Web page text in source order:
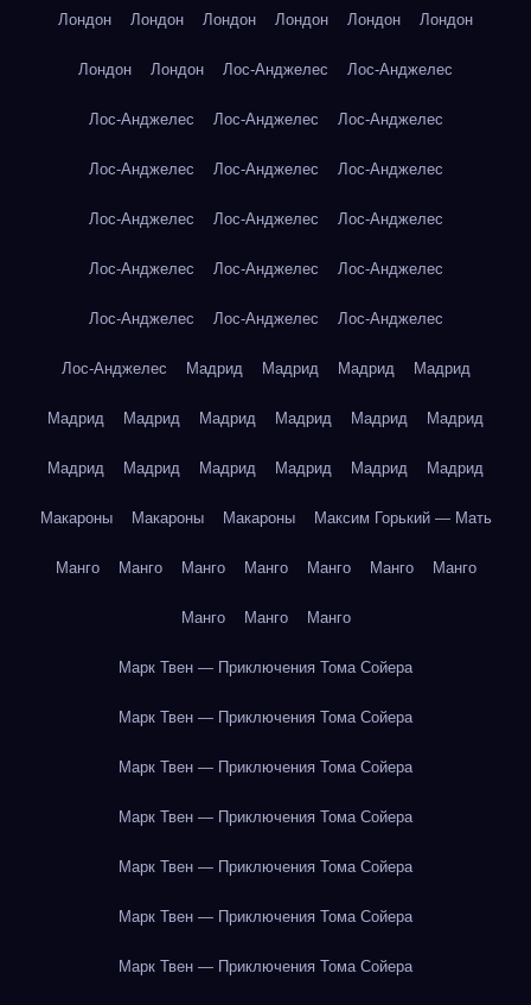
Лондон Лондон Лондон Лондон Лондон Лондон
Лондон Лондон Лос-Анджелес Лос-Анджелес
Лос-Анджелес Лос-Анджелес Лос-Анджелес
Лос-Анджелес Лос-Анджелес Лос-Анджелес
Лос-Анджелес Лос-Анджелес Лос-Анджелес
Лос-Анджелес Лос-Анджелес Лос-Анджелес
Лос-Анджелес Лос-Анджелес Лос-Анджелес
Лос-Анджелес Мадрид Мадрид Мадрид Мадрид
Мадрид Мадрид Мадрид Мадрид Мадрид Мадрид
Мадрид Мадрид Мадрид Мадрид Мадрид Мадрид
Макароны Макароны Макароны Максим Горький — Мать
Манго Манго Манго Манго Манго Манго Манго
Манго Манго Манго
Марк Твен — Приключения Тома Сойера
Марк Твен — Приключения Тома Сойера
Марк Твен — Приключения Тома Сойера
Марк Твен — Приключения Тома Сойера
Марк Твен — Приключения Тома Сойера
Марк Твен — Приключения Тома Сойера
Марк Твен — Приключения Тома Сойера